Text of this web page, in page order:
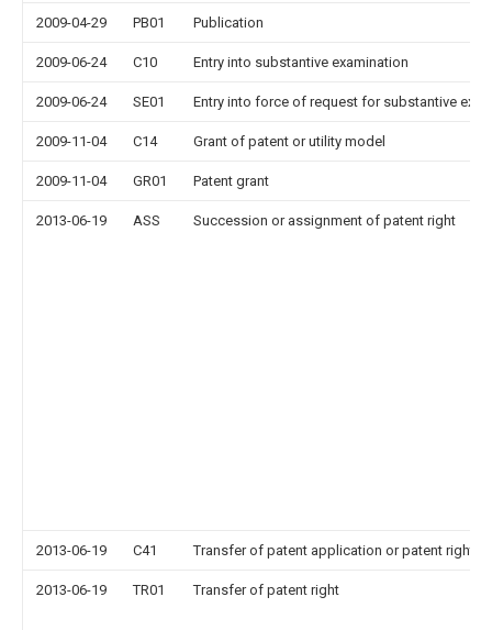
2009-04-29 PB01 Publication
2009-06-24 C10 Entry into substantive examination
2009-06-24 SE01 Entry into force of request for substantive
2009-11-04 C14 Grant of patent or utility model
2009-11-04 GR01 Patent grant
2013-06-19 ASS Succession or assignment of patent right
2013-06-19 C41 Transfer of patent application or patent right
2013-06-19 TR01 Transfer of patent right